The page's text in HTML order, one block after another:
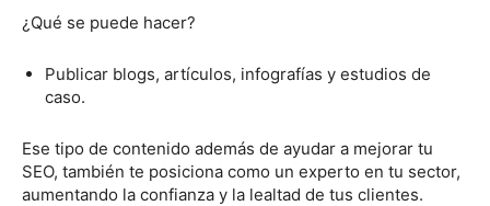
¿Qué se puede hacer?
Publicar blogs, artículos, infografías y estudios de
caso.
Ese tipo de contenido además de ayudar a mejorar tu
SEO, también te posiciona como un experto en tu sector,
aumentando la confianza y la lealtad de tus clientes.